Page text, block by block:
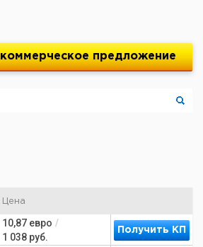
коммерческое предложение
Цена
10,87 евро /
1 038 руб.
Получить КП